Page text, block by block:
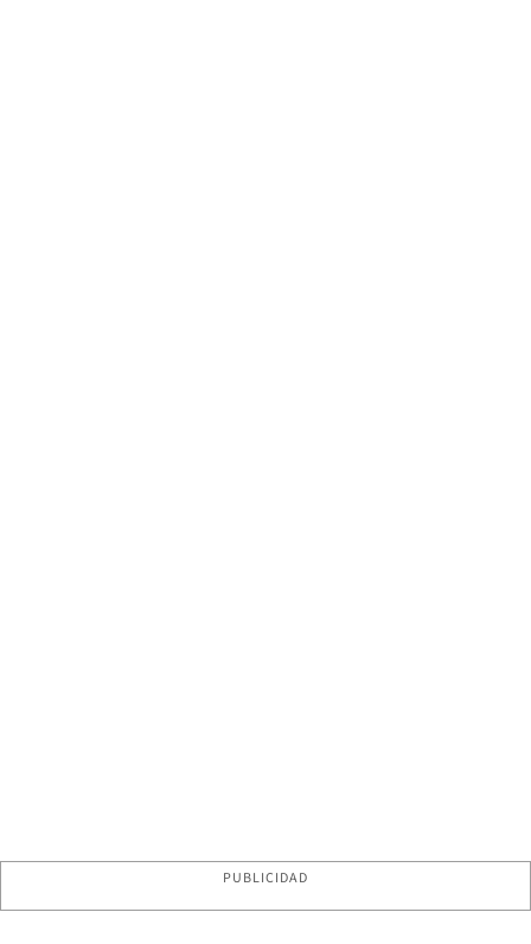
PUBLICIDAD